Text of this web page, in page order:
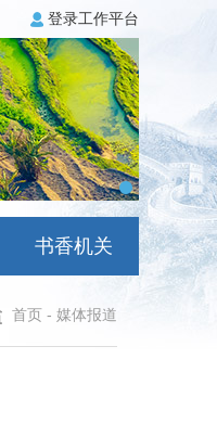
登录工作平台
书香机关
首页 - 媒体报道